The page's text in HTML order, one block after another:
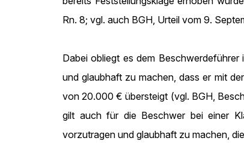
Rn. 8; vgl. auch BGH, Urteil vom 9.
Dabei obliegt es dem
und glaubhaft zu machen, dass er mit
von 20.000 € übersteigt (vgl. BGH,
gilt auch für die Beschwer bei einer
vorzutragen und glaubhaft zu machen,